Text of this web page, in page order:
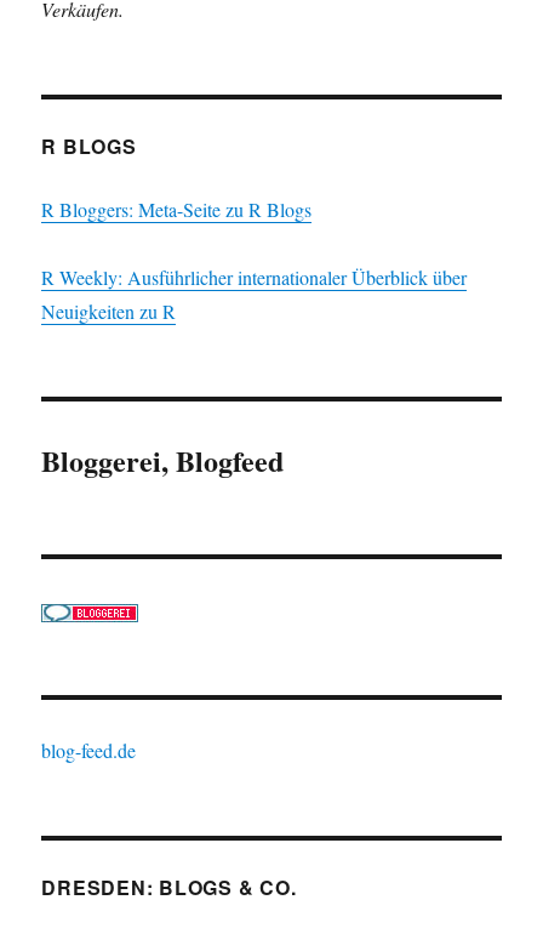
Verkäufen.
R BLOGS
R Bloggers: Meta-Seite zu R Blogs
R Weekly: Ausführlicher internationaler Überblick über
Neuigkeiten zu R
Bloggerei, Blogfeed
blog-feed.de
DRESDEN: BLOGS & CO.